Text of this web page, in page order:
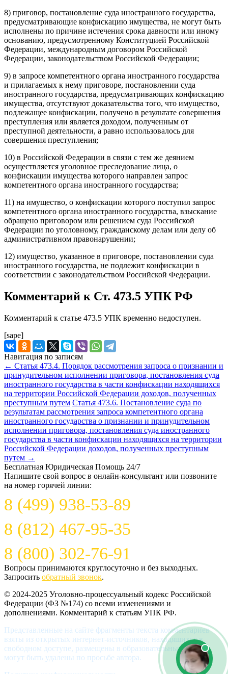
8) приговор, постановление суда иностранного государства,
предусматривающие конфискацию имущества, не могут быть
исполнены по причине истечения срока давности или иному
основанию, предусмотренному Конституцией Российской
Федерации, международным договором Российской
Федерации, законодательством Российской Федерации;
9) в запросе компетентного органа иностранного государства
и прилагаемых к нему приговоре, постановлении суда
иностранного государства, предусматривающих конфискацию
имущества, отсутствуют доказательства того, что имущество,
подлежащее конфискации, получено в результате совершения
преступления или является доходом, полученным от
преступной деятельности, а равно использовалось для
совершения преступления;
10) в Российской Федерации в связи с тем же деянием
осуществляется уголовное преследование лица, о
конфискации имущества которого направлен запрос
компетентного органа иностранного государства;
11) на имущество, о конфискации которого поступил запрос
компетентного органа иностранного государства, взыскание
обращено приговором или решением суда Российской
Федерации по уголовному, гражданскому делам или делу об
административном правонарушении;
12) имущество, указанное в приговоре, постановлении суда
иностранного государства, не подлежит конфискации в
соответствии с законодательством Российской Федерации.
Комментарий к Ст. 473.5 УПК РФ
Комментарий к статье 473.5 УПК временно недоступен.
[sape]
Навигация по записям
← Статья 473.4. Порядок рассмотрения запроса о признании и
принудительном исполнении приговора, постановления суда
иностранного государства в части конфискации находящихся
на территории Российской Федерации доходов, полученных
преступным путем Статья 473.6. Постановление суда по
результатам рассмотрения запроса компетентного органа
иностранного государства о признании и принудительном
исполнении приговора, постановления суда иностранного
государства в части конфискации находящихся на территории
Российской Федерации доходов, полученных преступным
путем →
Бесплатная Юридическая Помощь 24/7
Напишите свой вопрос в онлайн-консультант или позвоните
на номер горячей линии:
8 (499) 938-53-89
8 (812) 467-95-35
8 (800) 302-76-91
Вопросы принимаются круглосуточно и без выходных.
Запросить обратный звонок.
© 2024-2025 Уголовно-процессуальный кодекс Российской
Федерации (ФЗ №174) со всеми изменениями и
дополнениями. Комментарий к статьям УПК РФ.
Представленные на сайте фрагменты текста комментариев
взяты из открытых интернет-источников, находящихся в
свободном доступе, размещены в образовательных целях и
могут быть удалены по просьбе автора.